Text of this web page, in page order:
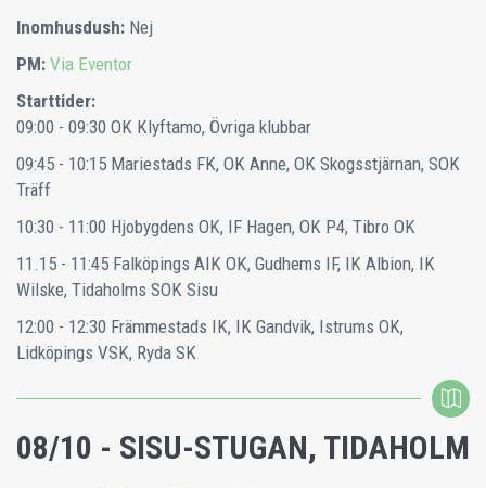
Inomhusdush: Nej
PM: Via Eventor
Starttider:
09:00 - 09:30 OK Klyftamo, Övriga klubbar
09:45 - 10:15 Mariestads FK, OK Anne, OK Skogsstjärnan, SOK
Träff
10:30 - 11:00 Hjobygdens OK, IF Hagen, OK P4, Tibro OK
11.15 - 11:45 Falköpings AIK OK, Gudhems IF, IK Albion, IK
Wilske, Tidaholms SOK Sisu
12:00 - 12:30 Främmestads IK, IK Gandvik, Istrums OK,
Lidköpings VSK, Ryda SK
08/10 - SISU-STUGAN, TIDAHOLM